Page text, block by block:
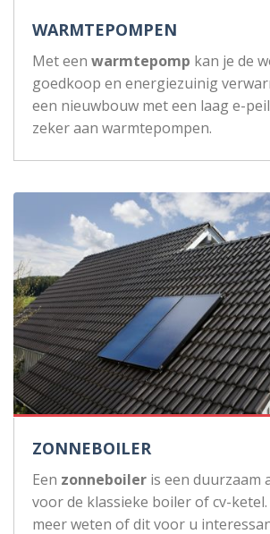
WARMTEPOMPEN
Met een warmtepomp kan je de
goedkoop en energiezuinig
een nieuwbouw met een laag e-
zeker aan warmtepompen.
ZONNEBOILER
Een zonneboiler is een duurzaam
voor de klassieke boiler of cv-
meer weten of dit voor u